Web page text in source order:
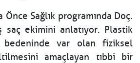
Sağlık programında Doç.
saç ekimini anlatıyor. Plastik
var olan fiziksel
amaçlayan tıbbi bir